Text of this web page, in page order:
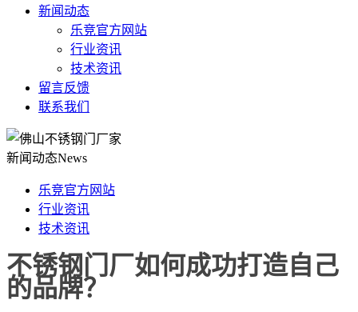
新闻动态
乐竞官方网站
行业资讯
技术资讯
留言反馈
联系我们
新闻动态News
乐竞官方网站
行业资讯
技术资讯
不锈钢门厂如何成功打造自己
的品牌？